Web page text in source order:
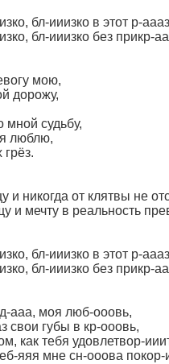
бл-ииизко в этот р-
бл-ииизко без прикр-
мою,
дорожу,
мной судьбу,
люблю,
грёз.
и никогда от клятвы не
и мечту в реальность
бл-ииизко в этот р-
бл-ииизко без прикр-
ааа, моя люб-ооовь,
свои губы в кр-ооовь,
как тебя удовлетвор-
яяя мне сн-ооова покор-